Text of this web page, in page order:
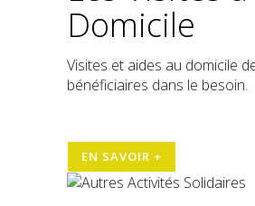
Domicile
Visites et aides au domicile
bénéficiaires dans le besoin.
EN SAVOIR +